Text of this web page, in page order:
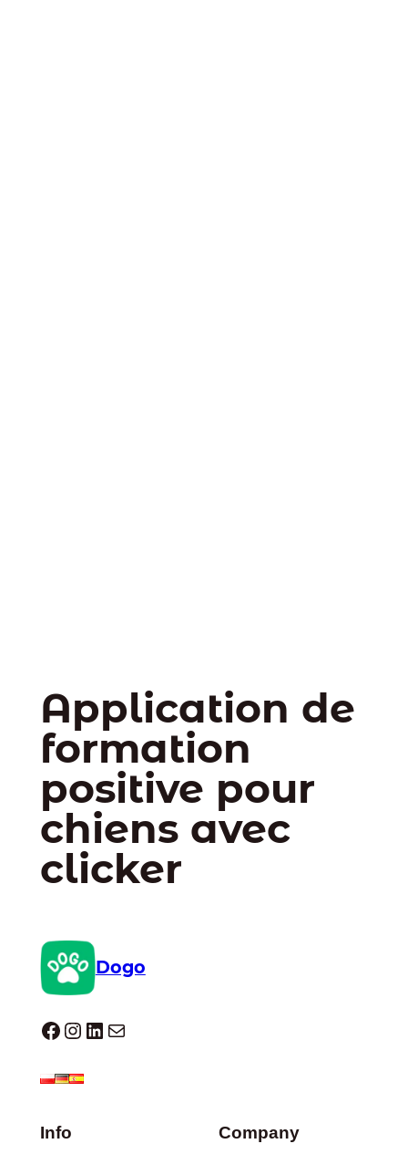
Application de
formation
positive pour
chiens avec
clicker
Dogo
Dogo facebook InstagramLinkedIn E-mail
Info Company